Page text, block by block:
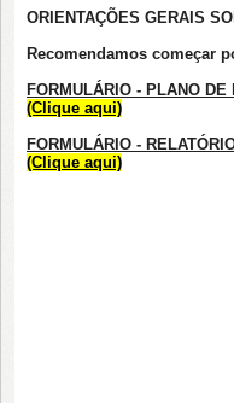
ORIENTAÇÕES GERAIS
Recomendamos começar
FORMULÁRIO - PLANO
(Clique aqui)
FORMULÁRIO -
(Clique aqui)